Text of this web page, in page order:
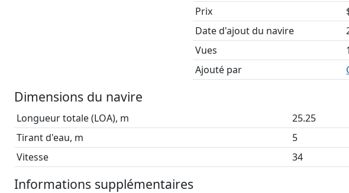
Prix
Date d'ajout du navire
Vues
Ajouté par
Dimensions du navire
Longueur totale (LOA), m
25.25
Tirant d'eau, m
5
Vitesse
34
Informations supplémentaires